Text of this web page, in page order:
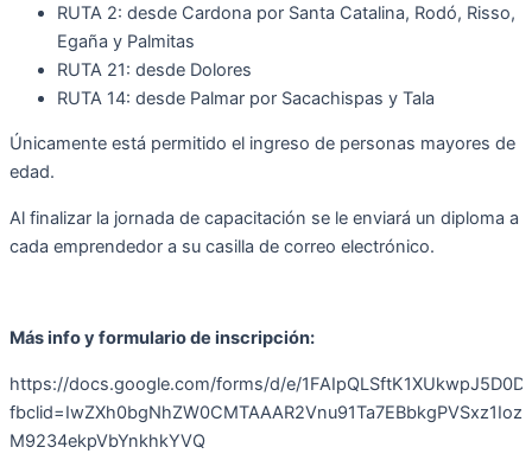
RUTA 2: desde Cardona por Santa Catalina, Rodó, Risso,
Egaña y Palmitas
RUTA 21: desde Dolores
RUTA 14: desde Palmar por Sacachispas y Tala
Únicamente está permitido el ingreso de personas mayores de
edad.
Al finalizar la jornada de capacitación se le enviará un diploma a
cada emprendedor a su casilla de correo electrónico.
Más info y formulario de inscripción:
https://docs.google.com/forms/d/e/
M9234ekpVbYnkhkYVQ